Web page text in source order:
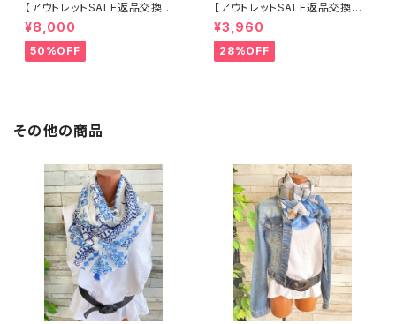
【アウトレットSALE返品交換不
可8/20まで】イタリア製 CASA
DEILUCA ITALY｜前フリル＆B
IGフリルトップス /ブラック
¥8,000
50%OFF
【アウトレットSALE返品交換不
可8/20まで】ワッフル立体フラワ
ー＆無地 2way リバーシブルハ
ット・ワイヤー入り変形ハット・フ
ラワー帽子【ブラック】
¥3,960
28%OFF
その他の商品